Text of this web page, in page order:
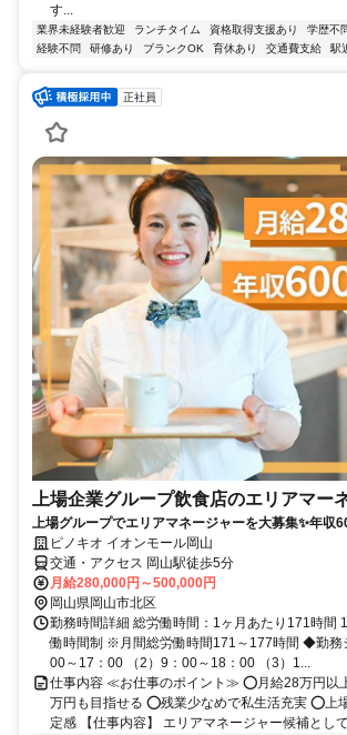
す...
業界未経験者歓迎 ランチタイム 資格取得支援あり 学歴不
経験不問
研修あり ブランクOK 育休あり 交通費支給 駅
正社員
上場企業グループ飲食店のエリアマー
上場グループでエリアマネージャーを大募集✨年収
ピノキオ イオンモール岡山
交通・アクセス 岡山駅徒歩5分
月給280,000円～500,000円
岡山県岡山市北区
勤務時間詳細 総労働時間：1ヶ月あたり171時間
働時間制 ※月間総労働時間171～177時間 ◆勤務
00～17：00 （2）9：00～18：00 （3）1...
仕事内容 ≪お仕事のポイント≫ ⭕月給28万円以
万円も目指せる ⭕残業少なめで私生活充実 ⭕上
定感 【仕事内容】 エリアマネージャー候補とし